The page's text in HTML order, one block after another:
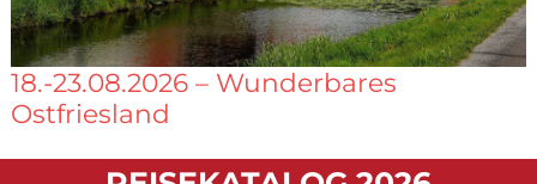
18.-23.08.2026 – Wunderbares
Ostfriesland